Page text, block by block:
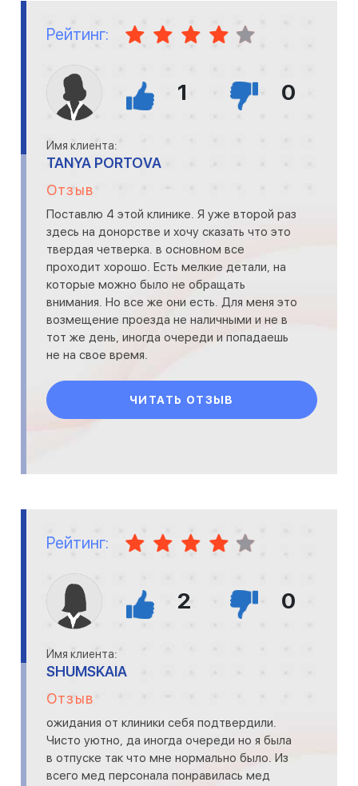
Рейтинг:
1 0
Имя клиента:
TANYA PORTOVA
Отзыв
Поставлю 4 этой клинике. Я уже второй раз
здесь на донорстве и хочу сказать что это
твердая четверка. в основном все
проходит хорошо. Есть мелкие детали, на
которые можно было не обращать
внимания. Но все же они есть. Для меня это
возмещение проезда не наличными и не в
тот же день, иногда очереди и попадаешь
не на свое время.
ЧИТАТЬ ОТЗЫВ
Рейтинг:
2 0
Имя клиента:
SHUMSKAIA
Отзыв
ожидания от клиники себя подтвердили.
Чисто уютно, да иногда очереди но я была
в отпуске так что мне нормально было. Из
всего мед персонала понравилась мед